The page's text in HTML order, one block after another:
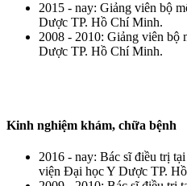
2015 - nay: Giảng viên bộ
Dược TP. Hồ Chí Minh.
2008 - 2010: Giảng viên bộ
Dược TP. Hồ Chí Minh.
Kinh nghiệm khám, chữa bệnh
2016 - nay: Bác sĩ điều trị
viện Đại học Y Dược TP.